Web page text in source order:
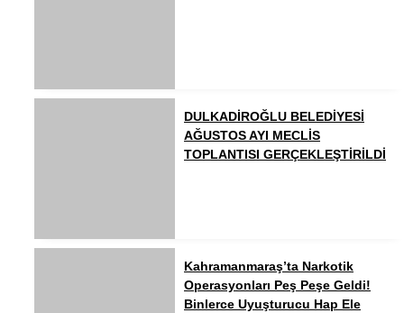
DULKADİROĞLU BELEDİYESİ
AĞUSTOS AYI MECLİS
TOPLANTISI GERÇEKLEŞTİRİLDİ
Kahramanmaraş’ta Narkotik
Operasyonları Peş Peşe Geldi!
Binlerce Uyuşturucu Hap Ele